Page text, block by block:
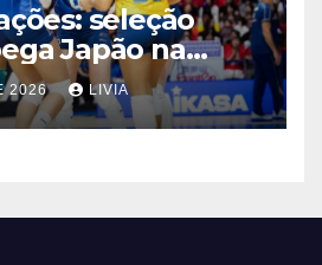
seleção
Japão na
mata-mata
2026 LIVIA